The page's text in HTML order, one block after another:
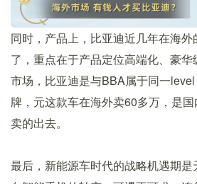
同时，产品上，比亚迪近几年在海
了，重点在于产品定位高端化、豪
市场，比亚迪是与BBA属于同一
牌，元这款车在海外卖60多万，是
卖的出去。
最后，新能源车时代的战略机遇期